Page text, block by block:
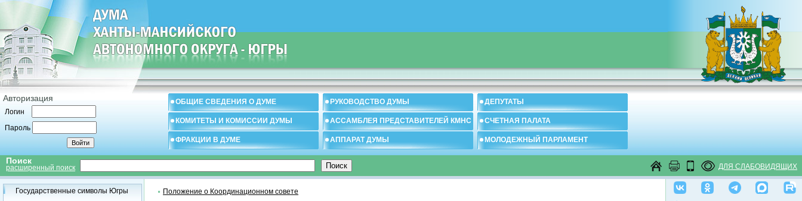
Авторизация
Логин
Пароль
ОБЩИЕ СВЕДЕНИЯ О ДУМЕ РУКОВОДСТВО ДУМЫ ДЕПУТАТЫ
КОМИТЕТЫ И КОМИССИИ ДУМЫ АССАМБЛЕЯ ПРЕДСТАВИТЕЛЕЙ КМНС СЧЕТНАЯ ПАЛАТА
ФРАКЦИИ В ДУМЕ АППАРАТ ДУМЫ МОЛОДЕЖНЫЙ ПАРЛАМЕНТ
Поиск
расширенный поиск ДЛЯ СЛАБОВИДЯЩИХ
Государственные символы Югры
Положение о Координационном совете